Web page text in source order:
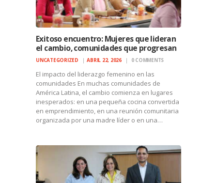
Exitoso encuentro: Mujeres que lideran
el cambio, comunidades que progresan
UNCATEGORIZED ABRIL 22, 2026 0 COMMENTS
El impacto del liderazgo femenino en las
comunidades En muchas comunidades de
América Latina, el cambio comienza en lugares
inesperados: en una pequeña cocina convertida
en emprendimiento, en una reunión comunitaria
organizada por una madre líder o en una…